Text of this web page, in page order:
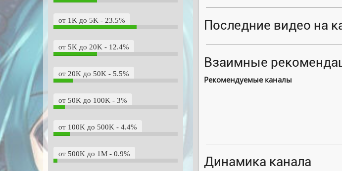
от 1K до 5K - 23.5%
от 5K до 20K - 12.4%
от 20K до 50K - 5.5%
от 50K до 100K - 3%
от 100K до 500K - 4.4%
от 500K до 1M - 0.9%
Последние видео на
Взаимные
Рекомендуемые каналы
Динамика канала